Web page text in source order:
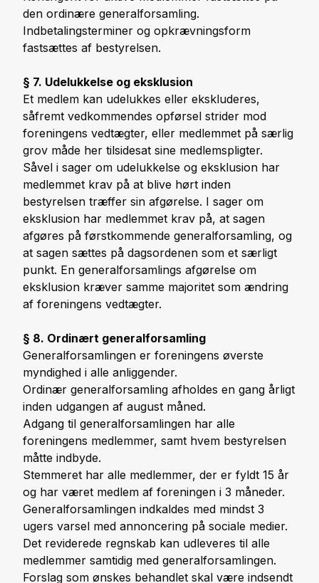
den ordinære generalforsamling.
Indbetalingsterminer og opkrævningsform
fastsættes af bestyrelsen.
§ 7. Udelukkelse og eksklusion
Et medlem kan udelukkes eller ekskluderes,
såfremt vedkommendes opførsel strider mod
foreningens vedtægter, eller medlemmet på særlig
grov måde her tilsidesat sine medlemspligter.
Såvel i sager om udelukkelse og eksklusion har
medlemmet krav på at blive hørt inden
bestyrelsen træffer sin afgørelse. I sager om
eksklusion har medlemmet krav på, at sagen
afgøres på førstkommende generalforsamling, og
at sagen sættes på dagsordenen som et særligt
punkt. En generalforsamlings afgørelse om
eksklusion kræver samme majoritet som ændring
af foreningens vedtægter.
§ 8. Ordinært generalforsamling
Generalforsamlingen er foreningens øverste
myndighed i alle anliggender.
Ordinær generalforsamling afholdes en gang årligt
inden udgangen af august måned.
Adgang til generalforsamlingen har alle
foreningens medlemmer, samt hvem bestyrelsen
måtte indbyde.
Stemmeret har alle medlemmer, der er fyldt 15 år
og har været medlem af foreningen i 3 måneder.
Generalforsamlingen indkaldes med mindst 3
ugers varsel med annoncering på sociale medier.
Det reviderede regnskab kan udleveres til alle
medlemmer samtidig med generalforsamlingen.
Forslag som ønskes behandlet skal være indsendt